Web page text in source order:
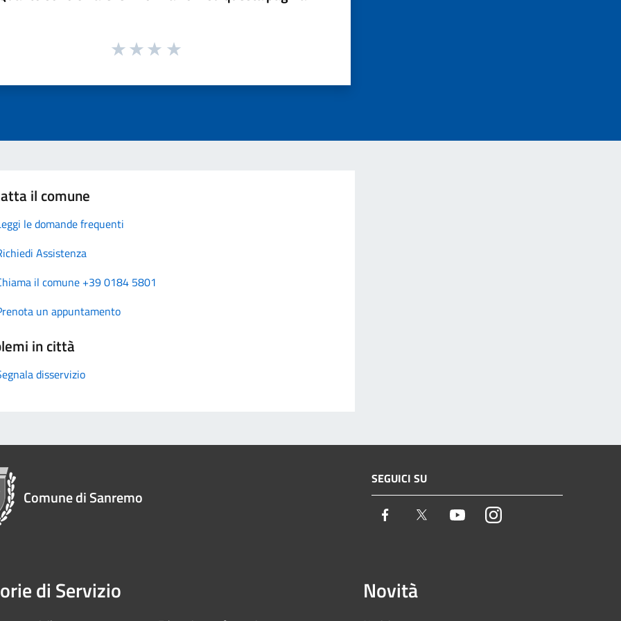
il comune
le domande frequenti
Assistenza
il comune +39 0184 5801
un appuntamento
in città
disservizio
Comune di Sanremo
SEGUICI SU
Facebook Twitter YoutubeInstagram
di Servizio Novità